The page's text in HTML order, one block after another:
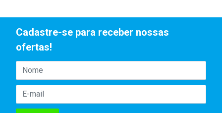
Cadastre-se para receber nossas
ofertas!